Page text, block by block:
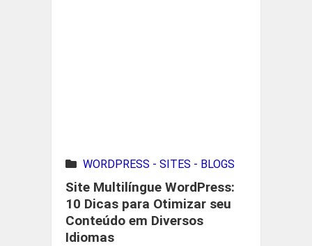
WORDPRESS - SITES - BLOGS
Site Multilíngue WordPress:
10 Dicas para Otimizar seu
Conteúdo em Diversos
Idiomas